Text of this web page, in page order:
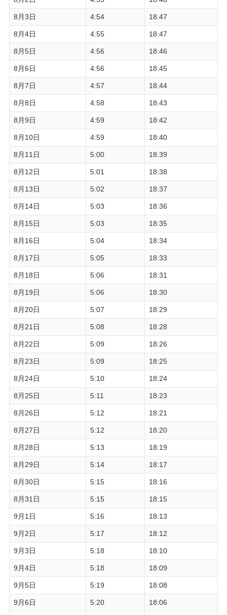
8月3日 4:54 18:47
8月4日 4:55 18:47
8月5日 4:56 18:46
8月6日 4:56 18:45
8月7日 4:57 18:44
8月8日 4:58 18:43
8月9日 4:59 18:42
8月10日 4:59 18:40
8月11日 5:00 18:39
8月12日 5:01 18:38
8月13日 5:02 18:37
8月14日 5:03 18:36
8月15日 5:03 18:35
8月16日 5:04 18:34
8月17日 5:05 18:33
8月18日 5:06 18:31
8月19日 5:06 18:30
8月20日 5:07 18:29
8月21日 5:08 18:28
8月22日 5:09 18:26
8月23日 5:09 18:25
8月24日 5:10 18:24
8月25日 5:11 18:23
8月26日 5:12 18:21
8月27日 5:12 18:20
8月28日 5:13 18:19
8月29日 5:14 18:17
8月30日 5:15 18:16
8月31日 5:15 18:15
9月1日 5:16 18:13
9月2日 5:17 18:12
9月3日 5:18 18:10
9月4日 5:18 18:09
9月5日 5:19 18:08
9月6日 5:20 18:06